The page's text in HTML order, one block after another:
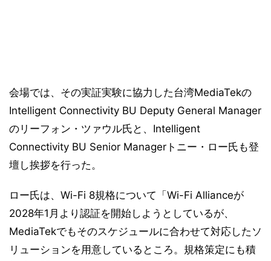
会場では、その実証実験に協力した台湾MediaTekの
Intelligent Connectivity BU Deputy General Manager
のリーフォン・ツァウル氏と、Intelligent
Connectivity BU Senior Managerトニー・ロー氏も登
壇し挨拶を行った。
ロー氏は、Wi-Fi 8規格について「Wi-Fi Allianceが
2028年1月より認証を開始しようとしているが、
MediaTekでもそのスケジュールに合わせて対応したソ
リューションを用意しているところ。規格策定にも積